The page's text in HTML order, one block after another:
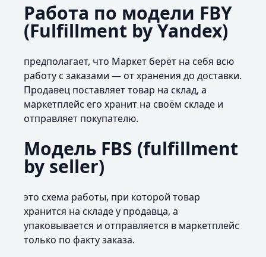
Работа по модели FBY
(Fulfillment by Yandex)
предполагает, что Маркет берёт на себя всю
работу с заказами — от хранения до доставки.
Продавец поставляет товар на склад, а
маркетплейс его хранит на своём складе и
отправляет покупателю.
Модель FBS (fulfillment
by seller)
это схема работы, при которой товар
хранится на складе у продавца, а
упаковывается и отправляется в маркетплейс
только по факту заказа.